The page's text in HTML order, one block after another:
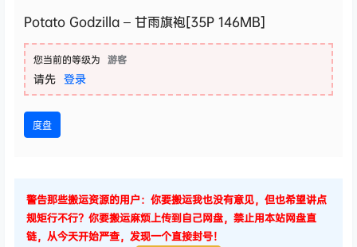
Potato Godzilla – 甘雨旗袍[35P 146MB]
您当前的等级为 游客
请先 登录
度盘
警告那些搬运资源的用户：你要搬运我也没有意见，但也希望讲点
规矩行不行？你要搬运麻烦上传到自己网盘，禁止用本站网盘直
链，从今天开始严查，发现一个直接封号！